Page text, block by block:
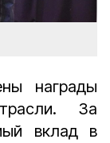
награды
За
вклад в